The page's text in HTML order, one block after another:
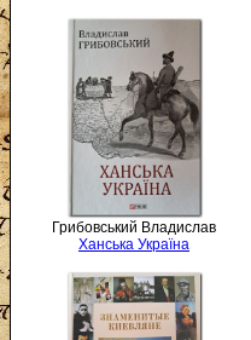
Грибовський Владислав
Ханська Україна